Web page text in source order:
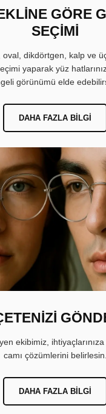
GÖRE
SEÇİMİ
oval, dikdörtgen, kalp ve
yaparak yüz
görünümü elde
DAHA FAZLA BILGI
ekibimiz,
camı çözümlerini belirlesin.
DAHA FAZLA BILGI